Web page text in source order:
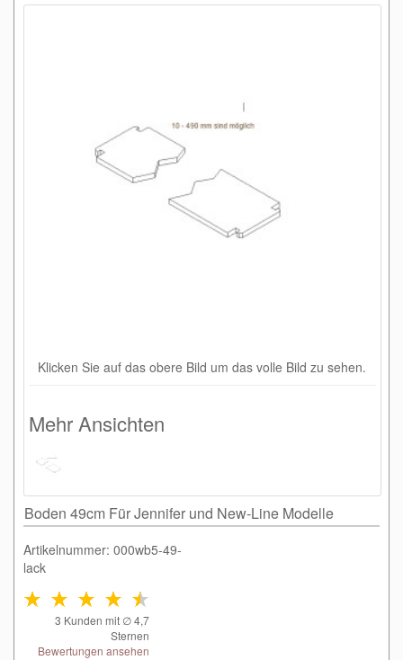
Klicken Sie auf das obere Bild um das volle Bild zu sehen.
Mehr Ansichten
Boden 49cm Für Jennifer und New-Line Modelle
Artikelnummer: 000wb5-49-
lack
3 Kunden mit ∅4,7
Sternen
Bewertungen ansehen